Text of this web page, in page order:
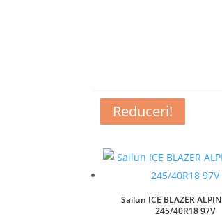
Reduceri!
Sailun ICE BLAZER
245/40R18 97V
Reduceri!
Reduceri!
Reduceri!